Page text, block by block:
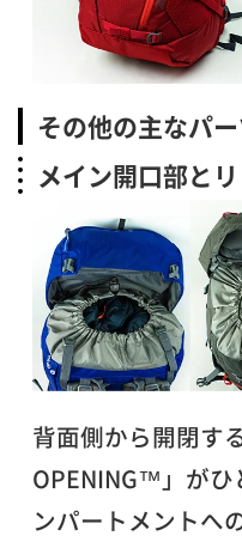
その他の主なパ
メイン開口部とリ
背面側から開閉す
OPENING™」がひ
ンパートメントへ